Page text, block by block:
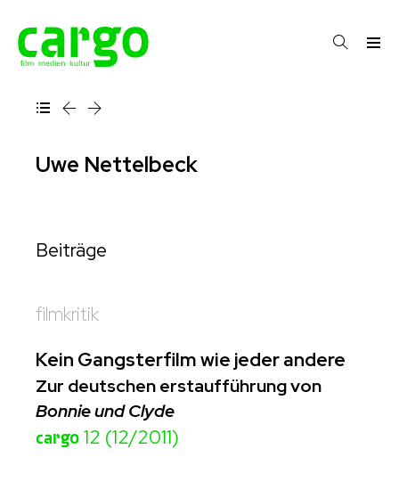
Uwe Nettelbeck
Beiträge
filmkritik
Kein Gangsterfilm wie jeder andere
Zur deutschen erstaufführung von
Bonnie und Clyde
cargo 12 (12/2011)